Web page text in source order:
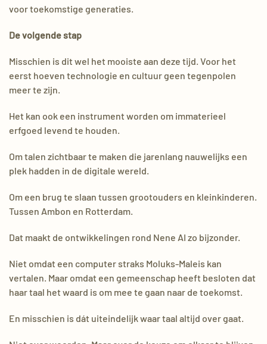
voor toekomstige generaties.
De volgende stap
Misschien is dit wel het mooiste aan deze tijd. Voor het
eerst hoeven technologie en cultuur geen tegenpolen
meer te zijn.
Het kan ook een instrument worden om immaterieel
erfgoed levend te houden.
Om talen zichtbaar te maken die jarenlang nauwelijks een
plek hadden in de digitale wereld.
Om een brug te slaan tussen grootouders en kleinkinderen.
Tussen Ambon en Rotterdam.
Dat maakt de ontwikkelingen rond Nene AI zo bijzonder.
Niet omdat een computer straks Moluks-Maleis kan
vertalen. Maar omdat een gemeenschap heeft besloten dat
haar taal het waard is om mee te gaan naar de toekomst.
En misschien is dát uiteindelijk waar taal altijd over gaat.